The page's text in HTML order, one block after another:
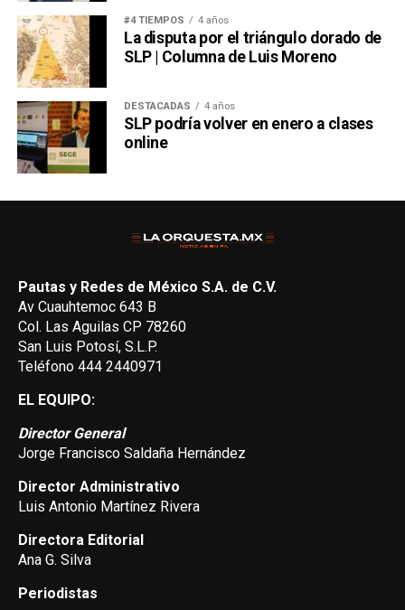
#4 TIEMPOS 4 años
La disputa por el triángulo dorado de
SLP | Columna de Luis Moreno
DESTACADAS 4 años
SLP podría volver en enero a clases
online
Pautas y Redes de México S.A. de C.V.
Av Cuauhtemoc 643 B
Col. Las Aguilas CP 78260
San Luis Potosí, S.L.P.
Teléfono 444 2440971
EL EQUIPO:
Director General
Jorge Francisco Saldaña Hernández
Director Administrativo
Luis Antonio Martínez Rivera
Directora Editorial
Ana G. Silva
Periodistas